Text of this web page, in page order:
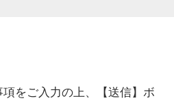
をご入力の上、【送信】ボ